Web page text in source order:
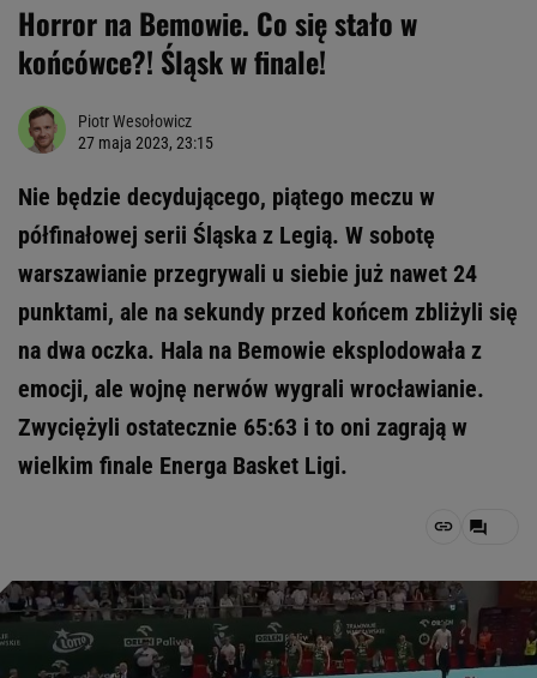
Horror na Bemowie. Co się stało w
końcówce?! Śląsk w finale!
Piotr Wesołowicz
27 maja 2023, 23:15
Nie będzie decydującego, piątego meczu w
półfinałowej serii Śląska z Legią. W sobotę
warszawianie przegrywali u siebie już nawet 24
punktami, ale na sekundy przed końcem zbliżyli się
na dwa oczka. Hala na Bemowie eksplodowała z
emocji, ale wojnę nerwów wygrali wrocławianie.
Zwyciężyli ostatecznie 65:63 i to oni zagrają w
wielkim finale Energa Basket Ligi.